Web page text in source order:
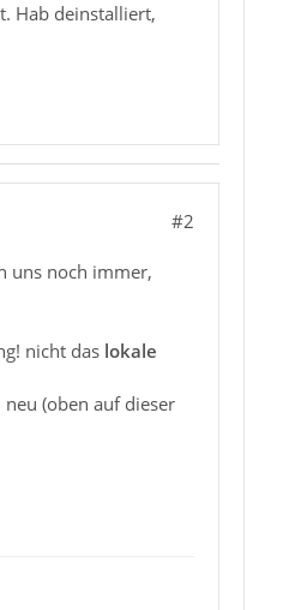
Hab deinstalliert,
#2
uns noch immer,
nicht das lokale
(oben auf dieser